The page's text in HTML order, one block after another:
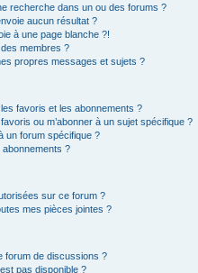
recherche dans un ou des forums ?
aucun résultat ?
à une page blanche ?!
membres ?
propres messages et sujets ?
favoris et les abonnements ?
ou m’abonner à un sujet spécifique ?
un forum spécifique ?
?
sur ce forum ?
mes pièces jointes ?
forum de discussions ?
pas disponible ?